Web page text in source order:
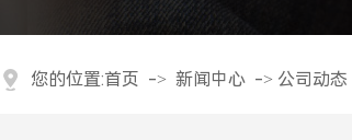
您的位置:首页 -> 新闻中心 -> 公司动态